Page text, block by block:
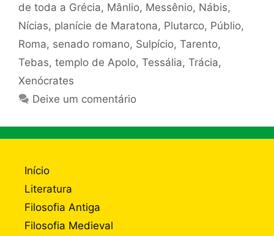
de toda a Grécia, Mânlio, Messênio, Nábis,
Nícias, planície de Maratona, Plutarco, Públio,
Roma, senado romano, Sulpício, Tarento,
Tebas, templo de Apolo, Tessália, Trácia,
Xenócrates
Deixe um comentário
Início
Literatura
Filosofia Antiga
Filosofia Medieval